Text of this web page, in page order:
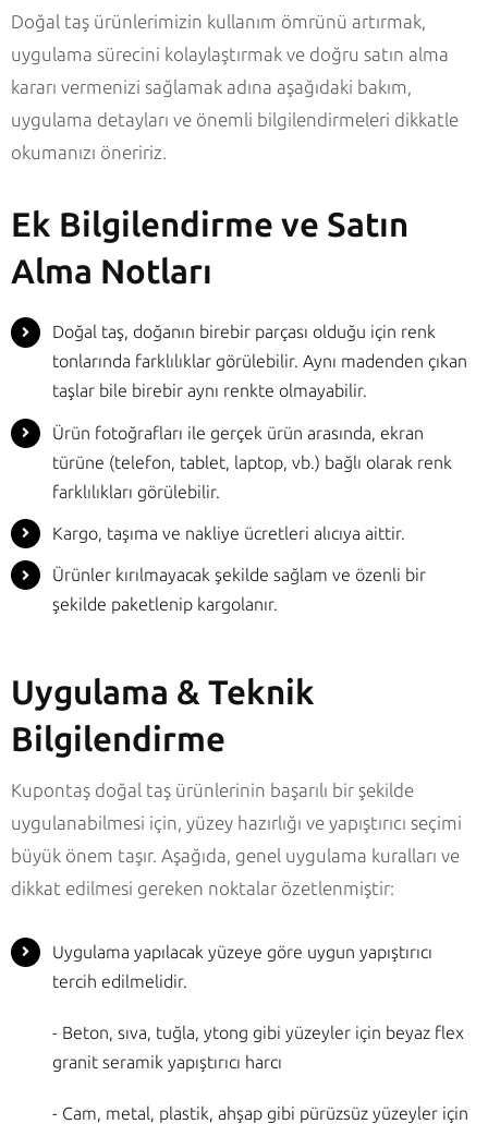
Doğal taş ürünlerimizin kullanım ömrünü artırmak,
uygulama sürecini kolaylaştırmak ve doğru satın alma
kararı vermenizi sağlamak adına aşağıdaki bakım,
uygulama detayları ve önemli bilgilendirmeleri dikkatle
okumanızı öneririz.
Ek Bilgilendirme ve Satın
Alma Notları
Doğal taş, doğanın birebir parçası olduğu için renk
tonlarında farklılıklar görülebilir. Aynı madenden çıkan
taşlar bile birebir aynı renkte olmayabilir.
Ürün fotoğrafları ile gerçek ürün arasında, ekran
türüne (telefon, tablet, laptop, vb.) bağlı olarak renk
farklılıkları görülebilir.
Kargo, taşıma ve nakliye ücretleri alıcıya aittir.
Ürünler kırılmayacak şekilde sağlam ve özenli bir
şekilde paketlenip kargolanır.
Uygulama & Teknik
Bilgilendirme
Kupontaş doğal taş ürünlerinin başarılı bir şekilde
uygulanabilmesi için, yüzey hazırlığı ve yapıştırıcı seçimi
büyük önem taşır. Aşağıda, genel uygulama kuralları ve
dikkat edilmesi gereken noktalar özetlenmiştir:
Uygulama yapılacak yüzeye göre uygun yapıştırıcı
tercih edilmelidir.
- Beton, sıva, tuğla, ytong gibi yüzeyler için beyaz flex
granit seramik yapıştırıcı harcı
- Cam, metal, plastik, ahşap gibi pürüzsüz yüzeyler için